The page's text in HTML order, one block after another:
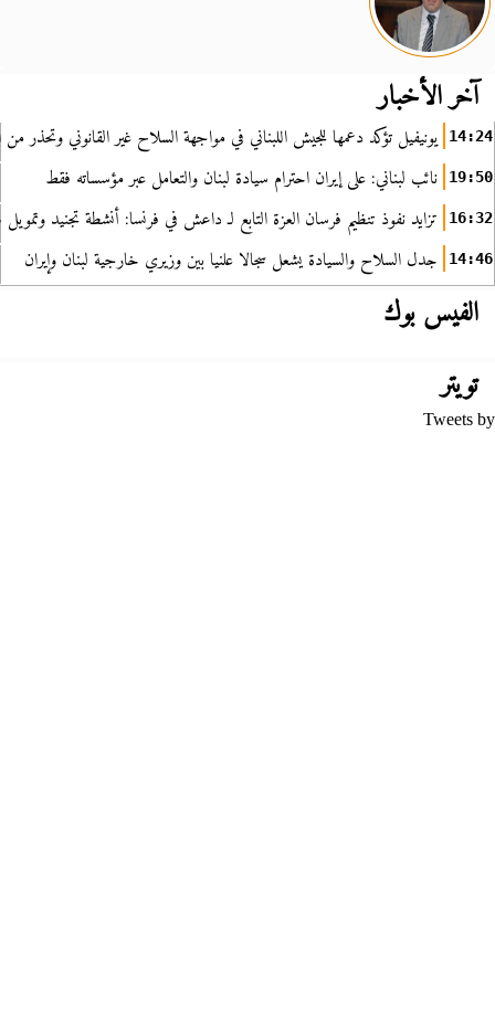
آخر الأخبار
14:24 يونيفيل تؤكد دعمها للجيش اللبناني في مواجهة السلاح غير القانوني وتحذر من
19:50 نائب لبناني: على إيران احترام سيادة لبنان والتعامل عبر مؤسساته فقط
16:32 تزايد نفوذ تنظيم فرسان العزة التابع لـ داعش في فرنسا: أنشطة تجنيد
14:46 جدل السلاح والسيادة يشعل سجالا علنيا بين وزيري خارجية لبنان وإيران
الفيس بوك
تويتر
Tweets by